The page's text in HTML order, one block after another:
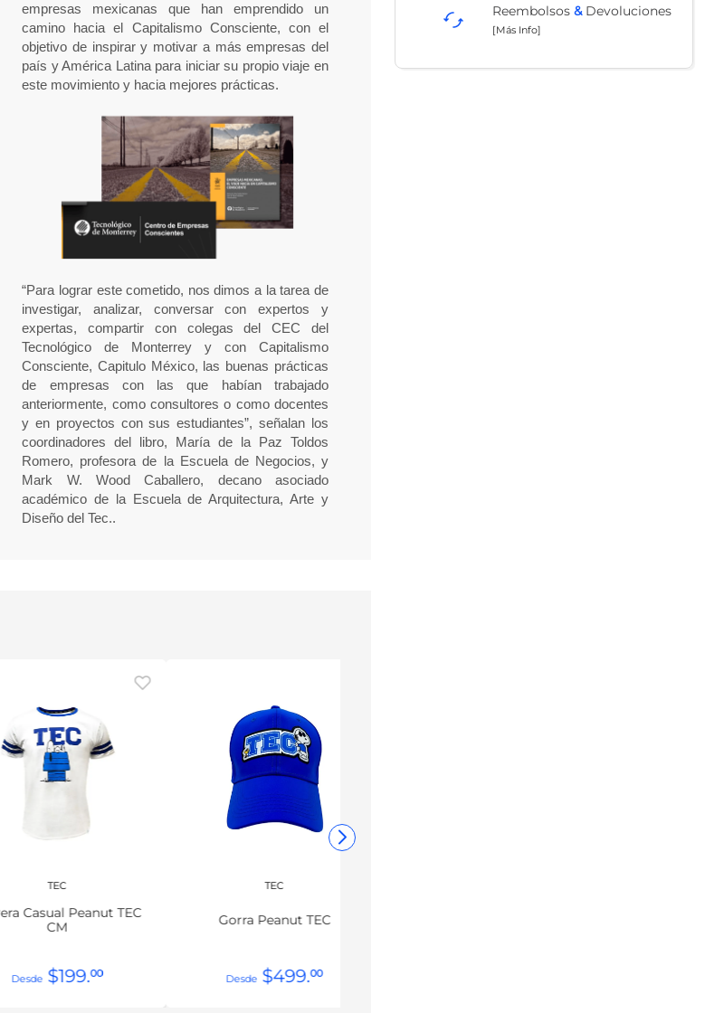
empresas mexicanas que han emprendido un
camino hacia el Capitalismo Consciente, con el
objetivo de inspirar y motivar a más empresas del
país y América Latina para iniciar su propio viaje en
este movimiento y hacia mejores prácticas.
“Para lograr este cometido, nos dimos a la tarea de
investigar, analizar, conversar con expertos y
expertas, compartir con colegas del CEC del
Tecnológico de Monterrey y con Capitalismo
Consciente, Capitulo México, las buenas prácticas
de empresas con las que habían trabajado
anteriormente, como consultores o como docentes
y en proyectos con sus estudiantes”, señalan los
coordinadores del libro, María de la Paz Toldos
Romero, profesora de la Escuela de Negocios, y
Mark W. Wood Caballero, decano asociado
académico de la Escuela de Arquitectura, Arte y
Diseño del Tec..
TEC
Casual Peanut TEC
CM
$199.00
TEC
Gorra Peanut TEC
$499.00
Reembolsos &Devoluciones
[Más Info]